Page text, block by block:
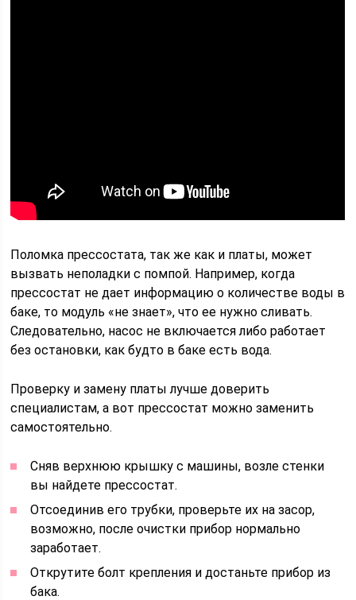
Поломка прессостата, так же как и платы, может
вызвать неполадки с помпой. Например, когда
прессостат не дает информацию о количестве воды в
баке, то модуль «не знает», что ее нужно сливать.
Следовательно, насос не включается либо работает
без остановки, как будто в баке есть вода.
Проверку и замену платы лучше доверить
специалистам, а вот прессостат можно заменить
самостоятельно.
Сняв верхнюю крышку с машины, возле стенки
вы найдете прессостат.
Отсоединив его трубки, проверьте их на засор,
возможно, после очистки прибор нормально
заработает.
Открутите болт крепления и достаньте прибор из
бака.